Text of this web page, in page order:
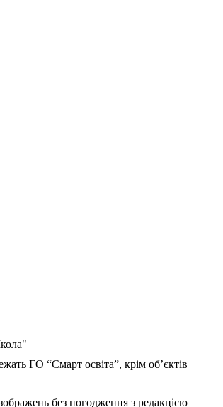
ГО “Смарт освіта”, крім об’єктів
без погодження з редакцією